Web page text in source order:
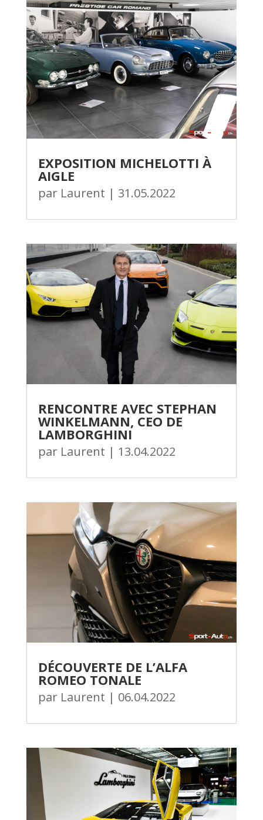
EXPOSITION MICHELOTTI À
AIGLE
par Laurent | 31.05.2022
RENCONTRE AVEC STEPHAN
WINKELMANN, CEO DE
LAMBORGHINI
par Laurent | 13.04.2022
DÉCOUVERTE DE L’ALFA
ROMEO TONALE
par Laurent | 06.04.2022